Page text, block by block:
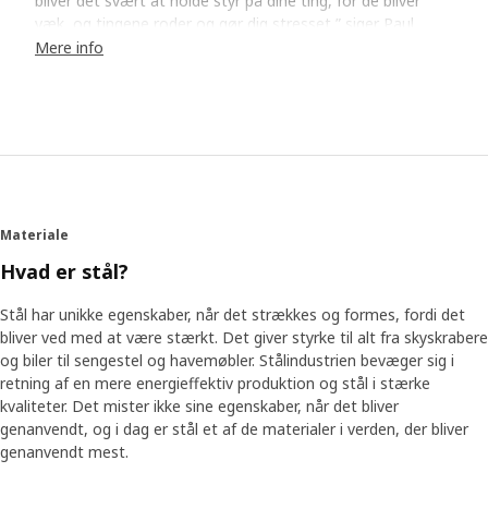
væk, og tingene roder og gør dig stresset,” siger Paul
Hughes, som har været med til at udvikle JONAXEL.
mennesker, der har disse problemer, besøgte Paul og hans
altid kønt,” siger Paul med et smil. “Mange mennesker har
et skab med en enkelt hylde og en stang nedenunder. Det
hænger så meget, de kan, på stangen – og resten ender i
bunden af skabet.”
Spar tid og plads
Det er meget almindeligt at andre aspekter af livet
kommer i vejen for en hverdag uden rod, enten fordi vi
Mere info
Materiale
Hvad er stål?
Stål har unikke egenskaber, når det strækkes og formes, fordi det
bliver ved med at være stærkt. Det giver styrke til alt fra skyskrabere
og biler til sengestel og havemøbler. Stålindustrien bevæger sig i
retning af en mere energieffektiv produktion og stål i stærke
kvaliteter. Det mister ikke sine egenskaber, når det bliver
genanvendt, og i dag er stål et af de materialer i verden, der bliver
genanvendt mest.